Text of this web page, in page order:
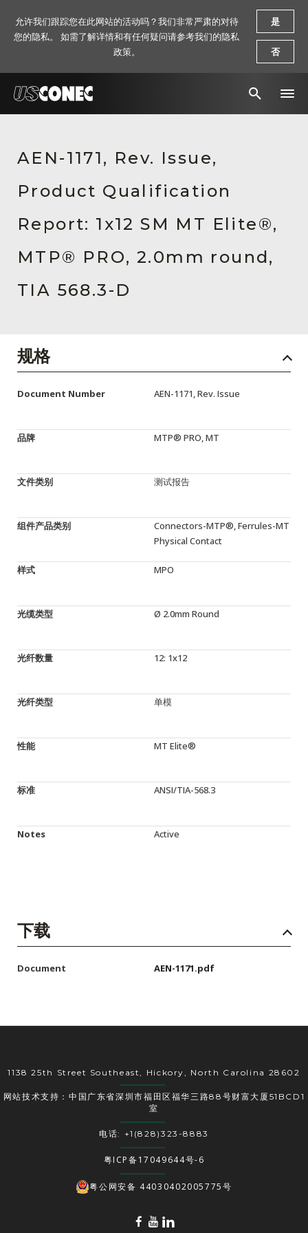
解决方案
产品
资源
关于我们
合作伙伴
新闻稿
AEN-1171, Rev. Issue,
Product Qualification
Report: 1x12 SM MT Elite®,
MTP® PRO, 2.0mm round,
TIA 568.3-D
规格
Document Number AEN-1171, Rev. Issue
品牌 MTP® PRO, MT
文件类别 测试报告
组件产品类别
Connectors-MTP®, Ferrules-MT
Physical Contact
样式 MPO
光缆类型 Ø 2.0mm Round
光纤数量 12: 1x12
光纤类型 单模
性能 MT Elite®
标准 ANSI/TIA-568.3
Notes Active
下载
Document AEN-1171.pdf
1138 25th Street Southeast, Hickory, North Carolina 28602
网站技术支持：中国广东省深圳市福田区福华三路88号财富大厦51BCD1
室
电话: +1(828)323-8883
粤ICP备17049644号-6
粤公网安备 44030402005775号
允许我们跟踪您在此网站的活动吗？我们非常严肃的对待
您的隐私。 如需了解详情和有任何疑问请参考我们的隐私
政策。
是
否